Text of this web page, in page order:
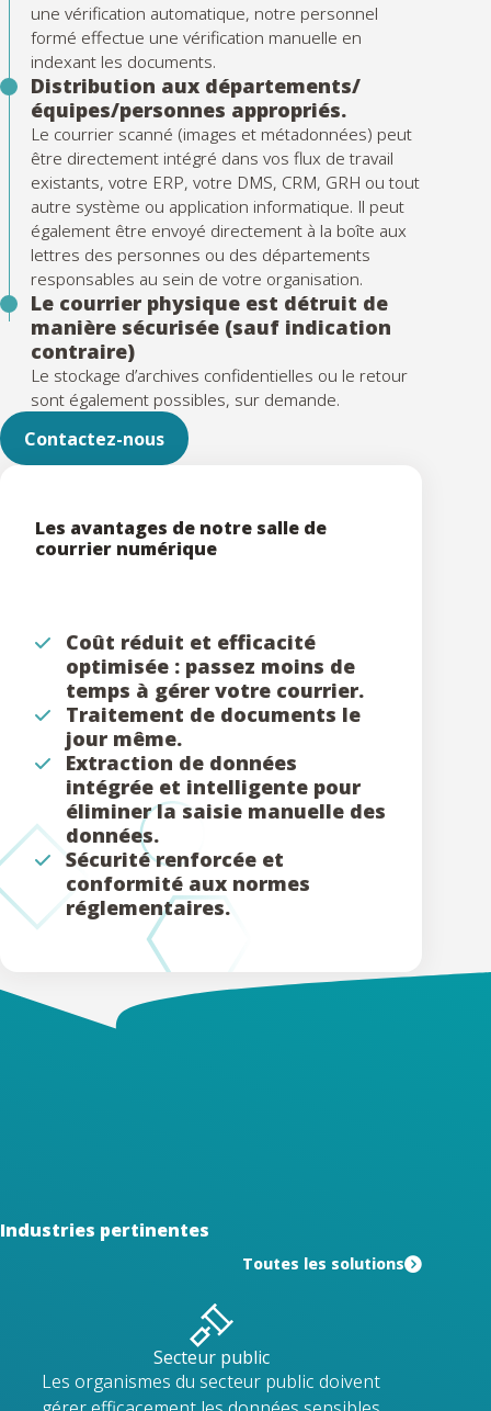
une vérification automatique, notre personnel
formé effectue une vérification manuelle en
indexant les documents.
Distribution aux départements/
équipes/personnes appropriés.
Le courrier scanné (images et métadonnées) peut
être directement intégré dans vos flux de travail
existants, votre ERP, votre DMS, CRM, GRH ou tout
autre système ou application informatique. Il peut
également être envoyé directement à la boîte aux
lettres des personnes ou des départements
responsables au sein de votre organisation.
Le courrier physique est détruit de
manière sécurisée (sauf indication
contraire)
Le stockage d’archives confidentielles ou le retour
sont également possibles, sur demande.
Contactez-nous
Les avantages de notre salle de
courrier numérique
Coût réduit et efficacité
optimisée : passez moins de
temps à gérer votre courrier.
Traitement de documents le
jour même.
Extraction de données
intégrée et intelligente pour
éliminer la saisie manuelle des
données.
Sécurité renforcée et
conformité aux normes
réglementaires.
Industries pertinentes
Toutes les solutions
Secteur public
Les organismes du secteur public doivent